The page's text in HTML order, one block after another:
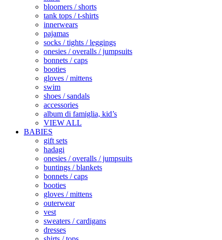
bloomers / shorts
tank tops / t-shirts
innerwears
pajamas
socks / tights / leggings
onesies / overalls / jumpsuits
bonnets / caps
booties
gloves / mittens
swim
shoes / sandals
accessories
album di famiglia, kid’s
VIEW ALL
BABIES
gift sets
hadagi
onesies / overalls / jumpsuits
buntings / blankets
bonnets / caps
booties
gloves / mittens
outerwear
vest
sweaters / cardigans
dresses